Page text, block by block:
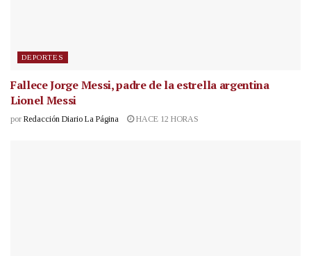
DEPORTES
Fallece Jorge Messi, padre de la estrella argentina
Lionel Messi
por Redacción Diario La Página HACE 12 HORAS